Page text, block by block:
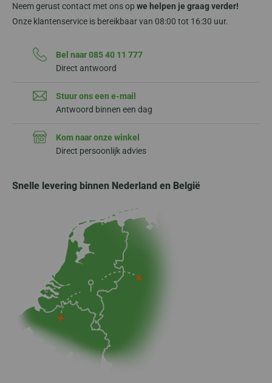
Neem gerust contact met ons op we helpen je graag verder!
Onze klantenservice is bereikbaar van 08:00 tot 16:30 uur.
Bel naar 085 40 11 777
Direct antwoord
Stuur ons een e-mail
Antwoord binnen een dag
Kom naar onze winkel
Direct persoonlijk advies
Snelle levering binnen Nederland en België